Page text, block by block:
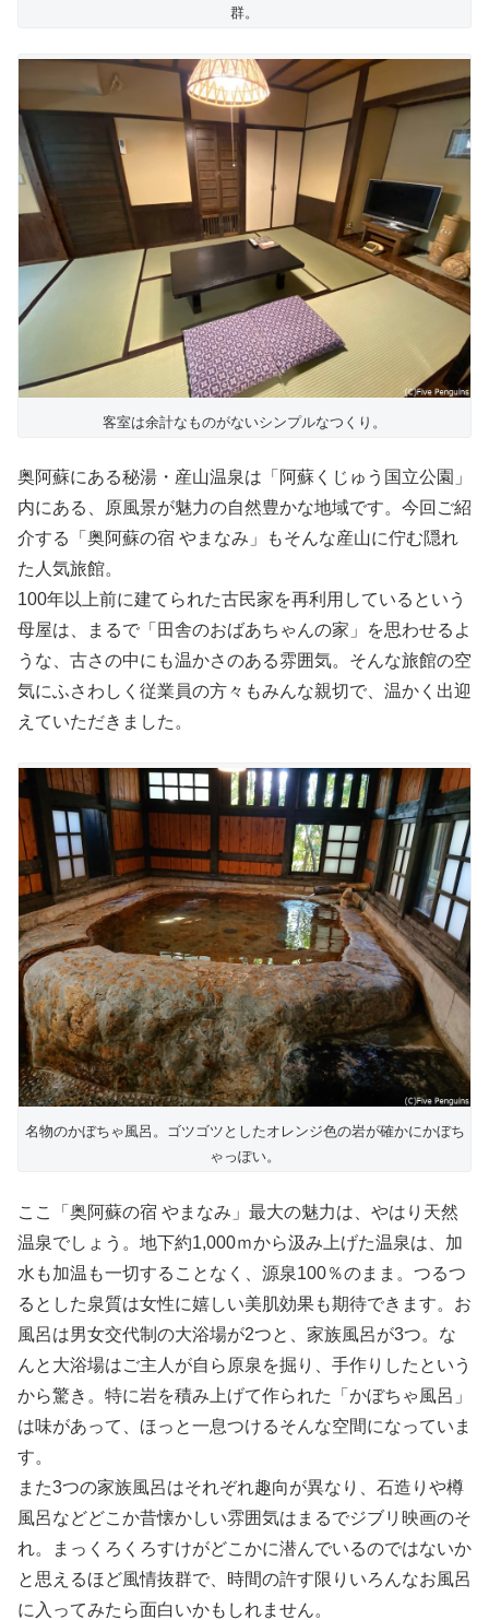
群。
客室は余計なものがないシンプルなつくり。
奥阿蘇にある秘湯・産山温泉は「阿蘇くじゅう国立公園」
内にある、原風景が魅力の自然豊かな地域です。今回ご紹
介する「奥阿蘇の宿 やまなみ」もそんな産山に佇む隠れ
た人気旅館。
100年以上前に建てられた古民家を再利用しているという
母屋は、まるで「田舎のおばあちゃんの家」を思わせるよ
うな、古さの中にも温かさのある雰囲気。そんな旅館の空
気にふさわしく従業員の方々もみんな親切で、温かく出迎
えていただきました。
名物のかぼちゃ風呂。ゴツゴツとしたオレンジ色の岩が確かにかぼち
ゃっぽい。
ここ「奥阿蘇の宿 やまなみ」最大の魅力は、やはり天然
温泉でしょう。地下約1,000ｍから汲み上げた温泉は、加
水も加温も一切することなく、源泉100％のまま。つるつ
るとした泉質は女性に嬉しい美肌効果も期待できます。お
風呂は男女交代制の大浴場が2つと、家族風呂が3つ。な
んと大浴場はご主人が自ら原泉を掘り、手作りしたという
から驚き。特に岩を積み上げて作られた「かぼちゃ風呂」
は味があって、ほっと一息つけるそんな空間になっていま
す。
また3つの家族風呂はそれぞれ趣向が異なり、石造りや樽
風呂などどこか昔懐かしい雰囲気はまるでジブリ映画のそ
れ。まっくろくろすけがどこかに潜んでいるのではないか
と思えるほど風情抜群で、時間の許す限りいろんなお風呂
に入ってみたら面白いかもしれません。